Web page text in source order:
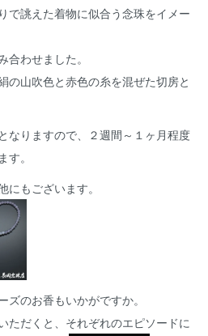
で誂えた着物に似合う念珠をイメー
わせました。
の山吹色と赤色の糸を混ぜた切房と
なりますので、２週間～１ヶ月程度
。
もございます。
のお香もいかがですか。
ただくと、それぞれのエピソードに